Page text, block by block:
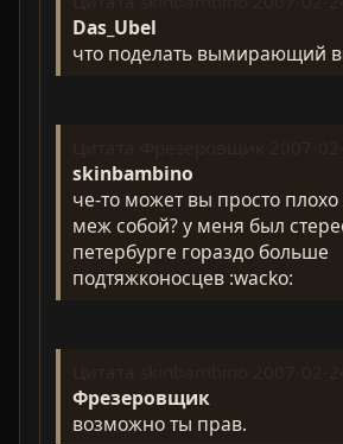
Das_Ubel
что поделать вымирающий
skinbambino
че-то может вы просто плохо
меж собой? у меня был
петербурге гораздо больше
подтяжконосцев :wacko:
Фрезеровщик
возможно ты прав.